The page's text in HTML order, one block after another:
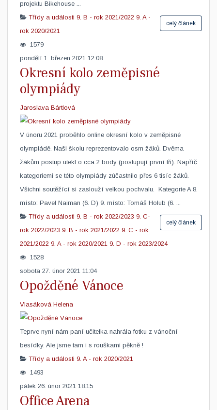
projektu Bikehouse ...
celý článek
Třídy a události 9. B - rok 2021/2022 9. A -
rok 2020/2021
1579
pondělí 1. březen 2021 12:08
Okresní kolo zeměpisné
olympiády
Jaroslava Bártlová
V únoru 2021 proběhlo online okresní kolo v zeměpisné
olympiádě. Naši školu reprezentovalo osm žáků. Dvěma
žákům postup utekl o cca 2 body (postupují první tři). Napříč
kategoriemi se této olympiády zúčastnilo přes 6 tisíc žáků.
Všichni soutěžící si zaslouží velkou pochvalu. Kategorie A 8.
místo: Pavel Naiman (6. D) 9. místo: Tomáš Holub (6. ...
celý článek
Třídy a události 9. B - rok 2022/2023 9. C-
rok 2022/2023 9. B - rok 2021/2022 9. C - rok
2021/2022 9. A - rok 2020/2021 9. D - rok 2023/2024
1528
sobota 27. únor 2021 11:04
Opožděné Vánoce
Vlasáková Helena
​Teprve nyní nám paní učitelka nahrála fotku z vánoční
besídky. Ale jsme tam i s rouškami pěkně !
Třídy a události 9. A - rok 2020/2021
1493
pátek 26. únor 2021 18:15
Office Arena